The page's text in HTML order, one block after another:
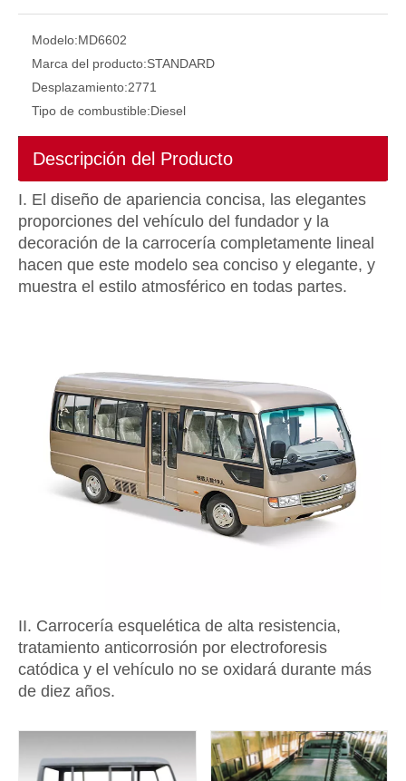
Modelo:MD6602
Marca del producto:STANDARD
Desplazamiento:2771
Tipo de combustible:Diesel
Descripción del Producto
I. El diseño de apariencia concisa, las elegantes
proporciones del vehículo del fundador y la
decoración de la carrocería completamente lineal
hacen que este modelo sea conciso y elegante, y
muestra el estilo atmosférico en todas partes.
II. Carrocería esquelética de alta resistencia,
tratamiento anticorrosión por electroforesis
catódica y el vehículo no se oxidará durante más
de diez años.